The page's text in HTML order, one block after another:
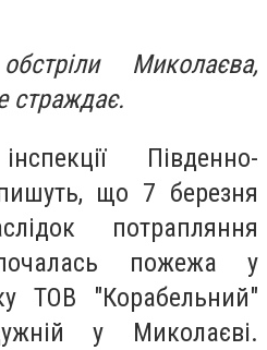
Миколаєва,
страждає.
Південно-
що 7 березня
потрапляння
пожежа у
ТОВ "Корабельний"
у Миколаєві.